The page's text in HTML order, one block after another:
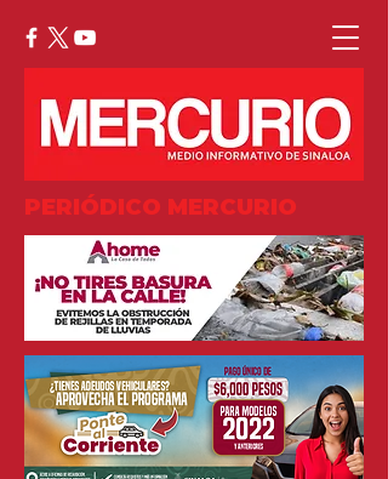
PERIÓDICO MERCURIO